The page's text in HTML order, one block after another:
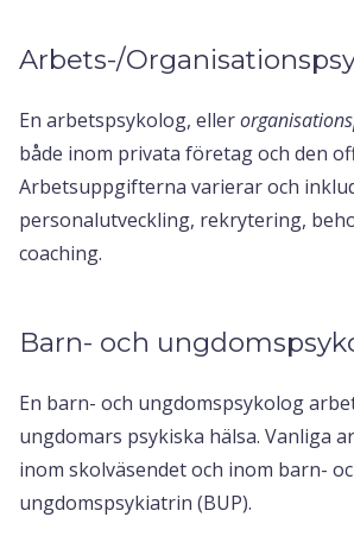
Arbets-/
En arbetspsykolog, eller
både inom privata företag och den
Arbetsuppgifterna varierar och
personalutveckling, rekrytering,
coaching.
Barn- och
En barn- och ungdomspsykolog
ungdomars psykiska hälsa. Vanliga
inom skolväsendet och inom barn-
ungdomspsykiatrin (BUP).